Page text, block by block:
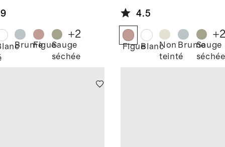
de
BrumeFigueSauge
séchée
+2
pour tout-
petits en gaze
de coton
biologique
4.5
FigueBlancNon
teinté
BrumeSauge
séchée
+